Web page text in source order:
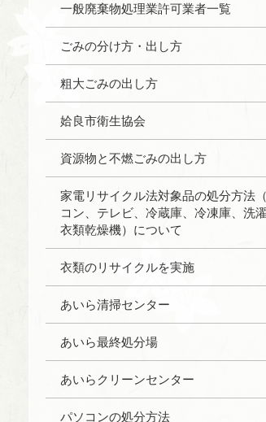
一般廃棄物処理業許可業者一覧
ごみの分け方・出し方
粗大ごみの出し方
姶良市衛生協会
資源物と不燃ごみの出し方
家電リサイクル法対象品の処分方法
コン、テレビ、冷蔵庫、冷凍庫、洗濯
衣類乾燥機）について
衣類のリサイクルを実施
あいら清掃センター
あいら最終処分場
あいらクリーンセンター
パソコンの処分方法